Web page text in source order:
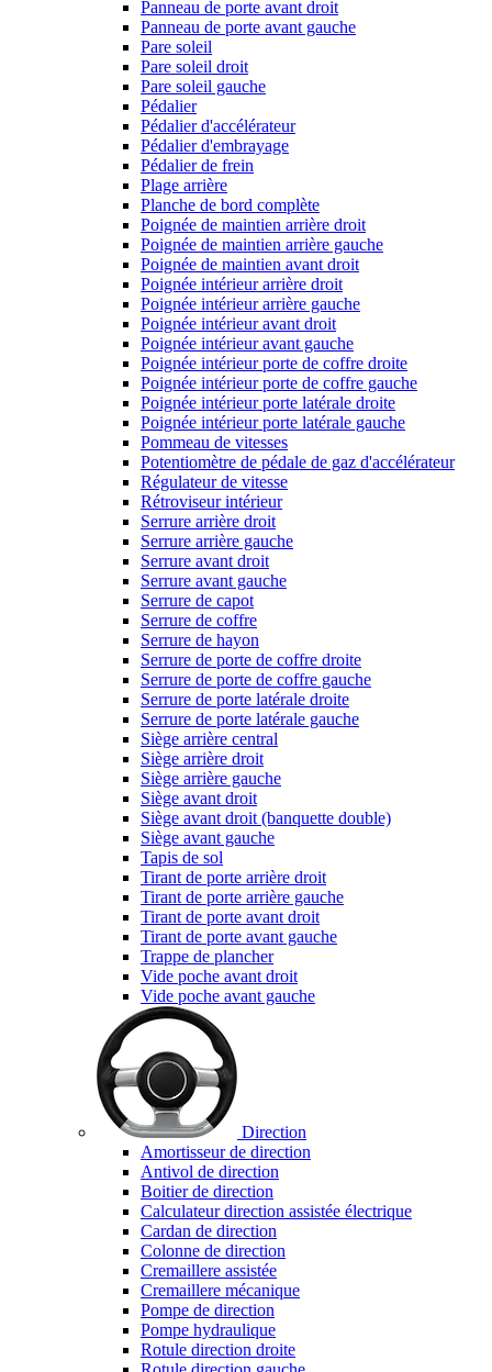
Panneau de porte avant droit
Panneau de porte avant gauche
Pare soleil
Pare soleil droit
Pare soleil gauche
Pédalier
Pédalier d'accélérateur
Pédalier d'embrayage
Pédalier de frein
Plage arrière
Planche de bord complète
Poignée de maintien arrière droit
Poignée de maintien arrière gauche
Poignée de maintien avant droit
Poignée intérieur arrière droit
Poignée intérieur arrière gauche
Poignée intérieur avant droit
Poignée intérieur avant gauche
Poignée intérieur porte de coffre droite
Poignée intérieur porte de coffre gauche
Poignée intérieur porte latérale droite
Poignée intérieur porte latérale gauche
Pommeau de vitesses
Potentiomètre de pédale de gaz d'accélérateur
Régulateur de vitesse
Rétroviseur intérieur
Serrure arrière droit
Serrure arrière gauche
Serrure avant droit
Serrure avant gauche
Serrure de capot
Serrure de coffre
Serrure de hayon
Serrure de porte de coffre droite
Serrure de porte de coffre gauche
Serrure de porte latérale droite
Serrure de porte latérale gauche
Siège arrière central
Siège arrière droit
Siège arrière gauche
Siège avant droit
Siège avant droit (banquette double)
Siège avant gauche
Tapis de sol
Tirant de porte arrière droit
Tirant de porte arrière gauche
Tirant de porte avant droit
Tirant de porte avant gauche
Trappe de plancher
Vide poche avant droit
Vide poche avant gauche
Direction
Amortisseur de direction
Antivol de direction
Boitier de direction
Calculateur direction assistée électrique
Cardan de direction
Colonne de direction
Cremaillere assistée
Cremaillere mécanique
Pompe de direction
Pompe hydraulique
Rotule direction droite